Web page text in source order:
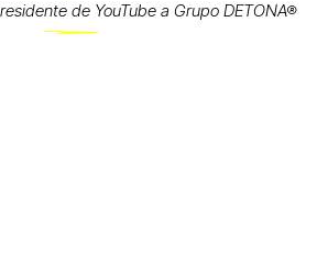
de YouTube a Grupo DETONA®